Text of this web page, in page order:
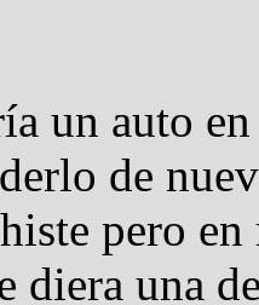
un auto
de
pero
diera una